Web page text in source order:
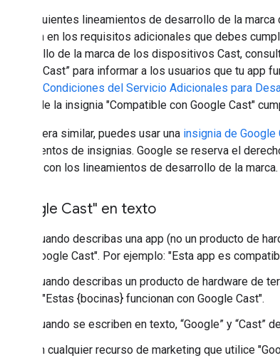
Los siguientes lineamientos de desarrollo de la
enfocan en los requisitos adicionales que debes
desarrollo de la marca de los dispositivos Cast,
Google Cast” para informar a los usuarios que tu app
Condiciones del Servicio Adicionales para
el uso de la insignia "Compatible con Google Cast"
De manera similar, puedes usar una insignia de Google
lineamientos de insignias. Google se reserva el
cumple con los lineamientos de desarrollo de la marca.
"Google Cast" en texto
Cuando describas una app (no un producto de
Google Cast". Por ejemplo: "Esta app es
Cuando describas un producto de hardware de
o "Estas {bocinas} funcionan con Google Cast".
Cuando se escriben en texto, “Google” y “Cast”
En cualquier recurso de marketing que utilice